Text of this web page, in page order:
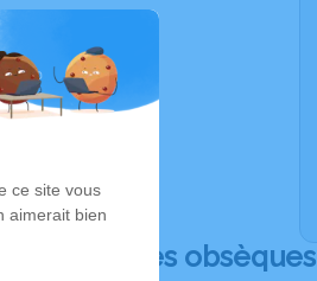
Déroulé des obsèques